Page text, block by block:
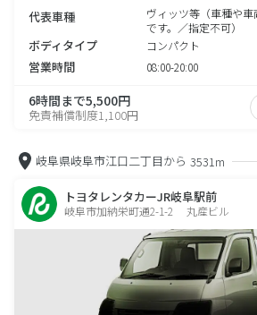
代表車種
ヴィッツ等（車種や車
です。／指定不可）
ボディタイプ コンパクト
営業時間 08:00-20:00
6時間まで5,500円
免責補償制度1,100円
岐阜県岐阜市江口二丁目から 3531m
トヨタレンタカーJR岐阜駅前
岐阜市加納栄町通2-1-2 丸産ビル